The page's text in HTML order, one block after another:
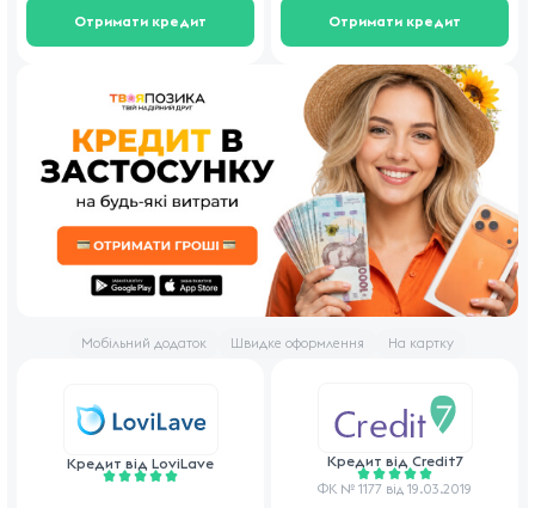
Отримати кредит Отримати кредит
Мобільний додаток Швидке оформлення На картку
Кредит від LoviLave Кредит від Credit7
ФК № 1177 від 19.03.2019